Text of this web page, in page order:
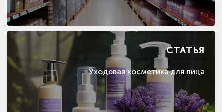
СТАТЬЯ
Уходовая косметика для лица